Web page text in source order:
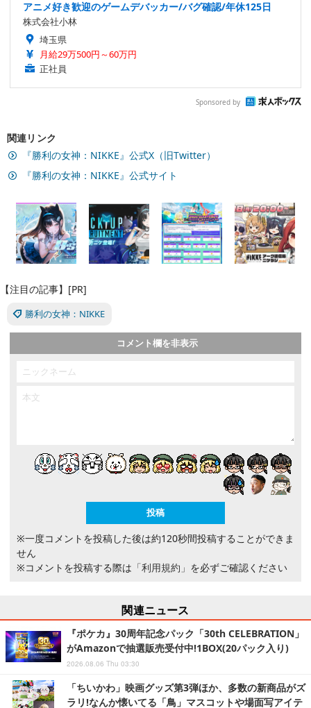
アニメ好き歓迎のゲームデバッカー/バグ確認/年休125日
株式会社小林
埼玉県
月給29万500円～60万円
正社員
Sponsored by
関連リンク
『勝利の女神：NIKKE』公式X（旧Twitter）
『勝利の女神：NIKKE』公式サイト
【注目の記事】[PR]
勝利の女神：NIKKE
コメント欄を非表示
※一度コメントを投稿した後は約120秒間投稿することができま
せん
※コメントを投稿する際は 「利用規約」 を必ずご確認ください
関連ニュース
『ポケカ』30周年記念パック「30th CELEBRATION」
がAmazonで抽選販売受付中!1BOX(20パック入り)
2026.08.06 Thu 03:30
「ちいかわ」映画グッズ第3弾ほか、多数の新商品がズ
ラリ!なんか懐いてる「鳥」マスコットや場面写アイテ